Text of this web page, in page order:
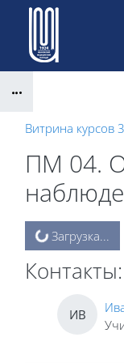
Перейти к основному
Блоки
Витрина курсов
ПМ 04.
Блоки
Загрузка...
Контакты:
ИВ